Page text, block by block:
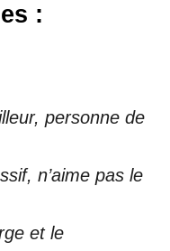
:
personne de
n’aime pas le
et le